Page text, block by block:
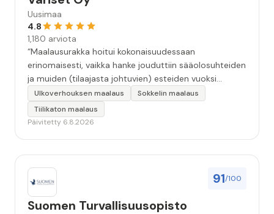
Uusimaa
4.8
1,180 arviota
“Maalausurakka hoitui kokonaisuudessaan
erinomaisesti, vaikka hanke jouduttiin sääolosuhteiden
ja muiden (tilaajasta johtuvien) esteiden vuoksi
keskeyttämään n. 3 viikoksi. Maalaistulos on oikein
hyvä, yhteydenpito erinomaista, jälkityöt tehtiin
huolellisesti. Suosittelen. Erityiskiitos itse maalareille:
Ulkoverhouksen maalaus
Sokkelin maalaus
Tiilikaton maalaus
Päivitetty 6.8.2026
91/100
Suomen Turvallisuusopisto